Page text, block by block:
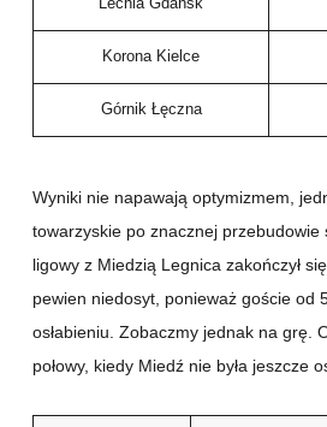
Lechia Gdańsk
Korona Kielce
Górnik Łęczna
Wyniki nie napawają optymizmem,
towarzyskie po znacznej przebudowie
ligowy z Miedzią Legnica zakończył
pewien niedosyt, ponieważ goście od
osłabieniu. Zobaczmy jednak na grę.
połowy, kiedy Miedź nie była jeszcze